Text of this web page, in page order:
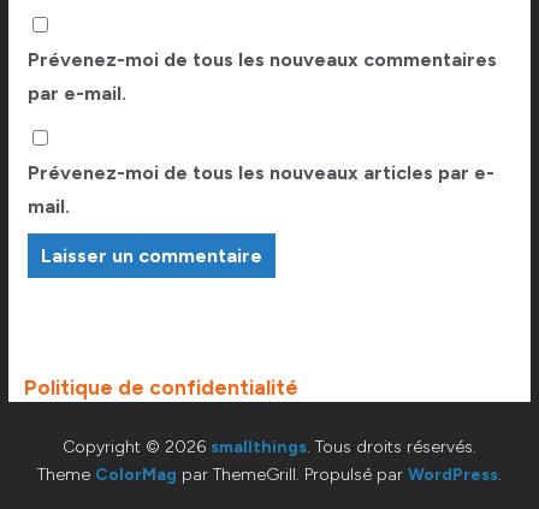
Prévenez-moi de tous les nouveaux commentaires
par e-mail.
Prévenez-moi de tous les nouveaux articles par e-
mail.
Politique de confidentialité
Copyright © 2026 smallthings. Tous droits réservés.
Theme ColorMag par ThemeGrill. Propulsé par WordPress.